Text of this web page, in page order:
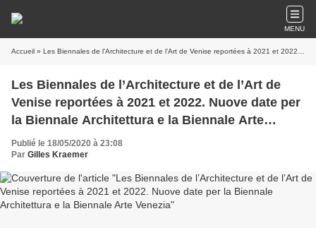
MENU
Accueil » Les Biennales de l’Architecture et de l’Art de Venise reportées à 2021 et 2022. Nuove date per la Biennale Architettura e la Biennale Arte Venezia
Les Biennales de l’Architecture et de l’Art de
Venise reportées à 2021 et 2022. Nuove date per
la Biennale Architettura e la Biennale Arte
Venezia
Publié le 18/05/2020 à 23:08
Par Gilles Kraemer